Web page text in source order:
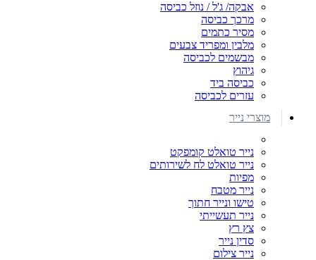
אבקה/ ג'ל / נוזל כביסה
מרכך כביסה
מסיר כתמים
מלבין ומפריד צבעים
מבשמים לכביסה
גיהוץ
כביסה ביד
עזרים לכביסה
מוצרי נייר
נייר טואלט קומפקט
נייר טואלט לח לשירותים
מפיות
נייר מטבח
טישו ונייר חתוך
נייר תעשייתי
צץ רץ
סדין נייר
נייר צילום